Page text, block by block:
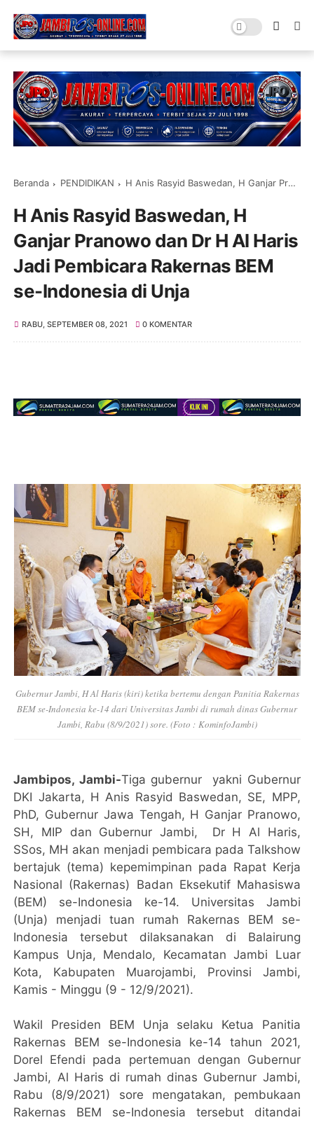
Beranda PENDIDIKAN H Anis Rasyid Baswedan, H Ganjar Pranowo dan Dr H Al Haris Jadi Pembicara Rakernas BEM se-Indonesia di Unja
H Anis Rasyid Baswedan, H
Ganjar Pranowo dan Dr H Al Haris
Jadi Pembicara Rakernas BEM
se-Indonesia di Unja
RABU, SEPTEMBER 08, 2021 0 KOMENTAR
Gubernur Jambi, H Al Haris (kiri) ketika bertemu dengan Panitia Rakernas
BEM se-Indonesia ke-14 dari Universitas Jambi di rumah dinas Gubernur
Jambi, Rabu (8/9/2021) sore. (Foto : KominfoJambi)
Jambipos, Jambi-Tiga gubernur yakni Gubernur
DKI Jakarta, H Anis Rasyid Baswedan, SE, MPP,
PhD, Gubernur Jawa Tengah, H Ganjar Pranowo,
SH, MIP dan Gubernur Jambi, Dr H Al Haris,
SSos, MH akan menjadi pembicara pada Talkshow
bertajuk (tema) kepemimpinan pada Rapat Kerja
Nasional (Rakernas) Badan Eksekutif Mahasiswa
(BEM) se-Indonesia ke-14. Universitas Jambi
(Unja) menjadi tuan rumah Rakernas BEM se-
Indonesia tersebut dilaksanakan di Balairung
Kampus Unja, Mendalo, Kecamatan Jambi Luar
Kota, Kabupaten Muarojambi, Provinsi Jambi,
Kamis - Minggu (9 - 12/9/2021).
Wakil Presiden BEM Unja selaku Ketua Panitia
Rakernas BEM se-Indonesia ke-14 tahun 2021,
Dorel Efendi pada pertemuan dengan Gubernur
Jambi, Al Haris di rumah dinas Gubernur Jambi,
Rabu (8/9/2021) sore mengatakan, pembukaan
Rakernas BEM se-Indonesia tersebut ditandai